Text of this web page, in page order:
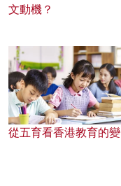
文動機？
從五育看香港教育的變